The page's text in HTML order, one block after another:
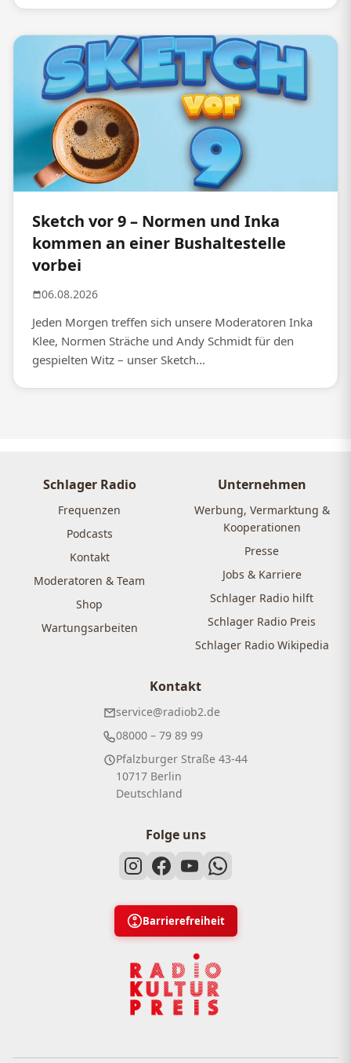
Sketch vor 9 – Normen und Inka
kommen an einer Bushaltestelle
vorbei
06.08.2026
Jeden Morgen treffen sich unsere Moderatoren Inka
Klee, Normen Sträche und Andy Schmidt für den
gespielten Witz – unser Sketch...
Schlager Radio
Frequenzen
Podcasts
Kontakt
Moderatoren & Team
Shop
Wartungsarbeiten
Unternehmen
Werbung, Vermarktung &
Kooperationen
Presse
Jobs & Karriere
Schlager Radio hilft
Schlager Radio Preis
Schlager Radio Wikipedia
Kontakt
service@radiob2.de
08000 – 79 89 99
Pfalzburger Straße 43-44
10717 Berlin
Deutschland
Folge uns
Barrierefreiheit